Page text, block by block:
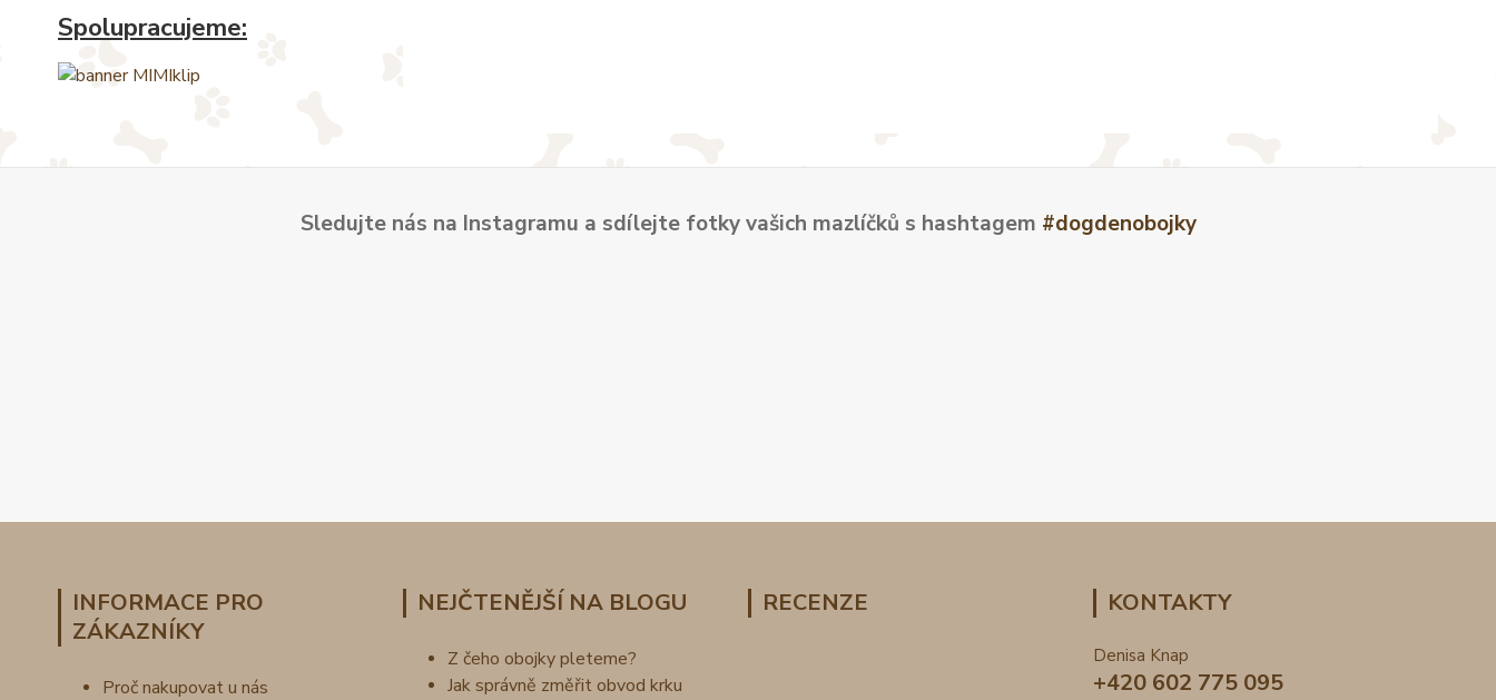
Spolupracujeme:
Sledujte nás na Instagramu a sdílejte fotky vašich mazlíčků s hashtagem #dogdenobojky
INFORMACE PRO
ZÁKAZNÍKY
Proč nakupovat u nás
NEJČTENĚJŠÍ NA BLOGU
Z čeho obojky pleteme?
Jak správně změřit obvod krku
RECENZE KONTAKTY
Denisa Knap
+420 602 775 095